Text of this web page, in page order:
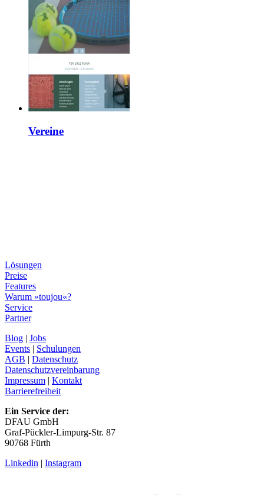
Vereine
Lösungen
Preise
Features
Warum »toujou«?
Service
Partner
Blog | Jobs
Events | Schulungen
AGB | Datenschutz
Datenschutzvereinbarung
Impressum | Kontakt
Barrierefreiheit
Ein Service der:
DFAU GmbH
Graf-Pückler-Limpurg-Str. 87
90768 Fürth
Linkedin | Instagram